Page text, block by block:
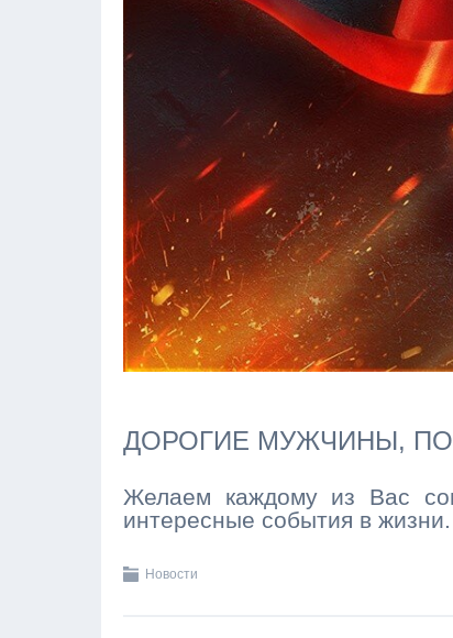
ДОРОГИЕ МУЖЧИНЫ,
Желаем каждому из Вас
интересные события в жизни.
Новости